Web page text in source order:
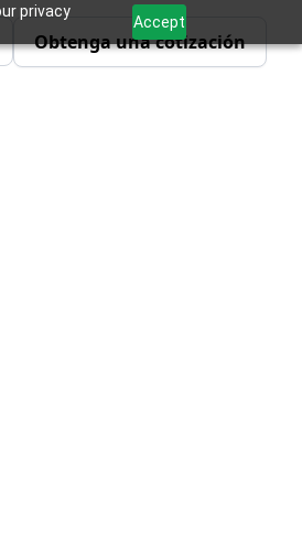
privacy
Accept
Obtenga una cotización